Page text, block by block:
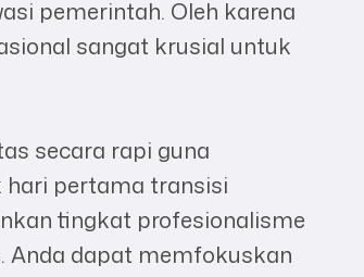
pemerintah. Oleh karena
sangat krusial untuk
secara rapi guna
pertama transisi
tingkat profesionalisme
Anda dapat memfokuskan